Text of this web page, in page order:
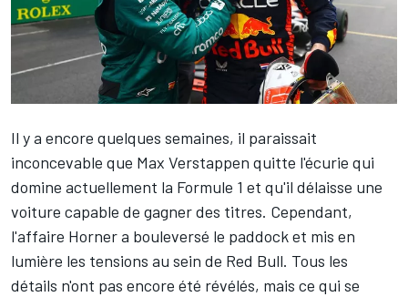
Il y a encore quelques semaines, il paraissait
inconcevable que Max Verstappen quitte l'écurie qui
domine actuellement la Formule 1 et qu'il délaisse une
voiture capable de gagner des titres. Cependant,
l'affaire Hornera bouleversé le paddock et mis en
lumière les tensions au sein de Red Bull. Tous les
détails n'ont pas encore été révélés, mais ce qui se